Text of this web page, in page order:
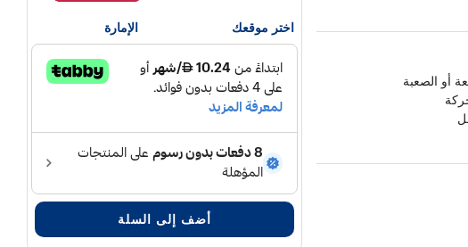
اختر موقعك الإمارة
أضف إلى السلة